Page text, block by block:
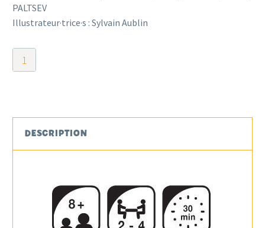
PALTSEV
Illustrateur·trice·s : Sylvain Aublin
quantité
de
Caravan
DESCRIPTION